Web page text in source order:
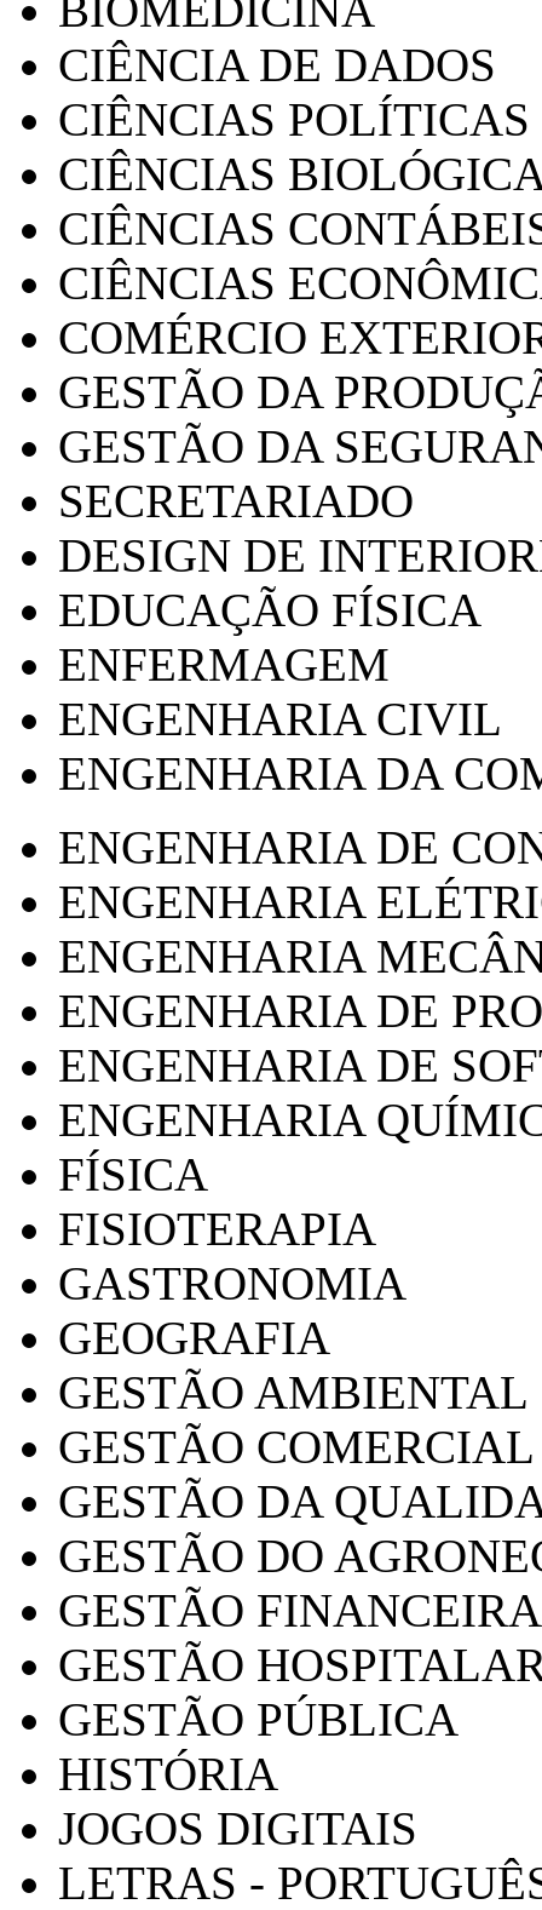
CIÊNCIA DE DADOS
CIÊNCIAS POLÍTICAS
CIÊNCIAS
CIÊNCIAS
CIÊNCIAS
COMÉRCIO
GESTÃO DA
GESTÃO DA
SECRETARIADO
DESIGN DE
EDUCAÇÃO FÍSICA
ENFERMAGEM
ENGENHARIA CIVIL
ENGENHARIA DA
ENGENHARIA DE
ENGENHARIA
ENGENHARIA
ENGENHARIA DE
ENGENHARIA DE
ENGENHARIA
FÍSICA
FISIOTERAPIA
GASTRONOMIA
GEOGRAFIA
GESTÃO AMBIENTAL
GESTÃO COMERCIAL
GESTÃO DA
GESTÃO DO
GESTÃO FINANCEIRA
GESTÃO
GESTÃO PÚBLICA
HISTÓRIA
JOGOS DIGITAIS
LETRAS -